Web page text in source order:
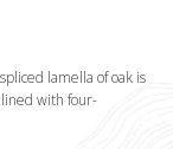
lamella of oak is
with four-